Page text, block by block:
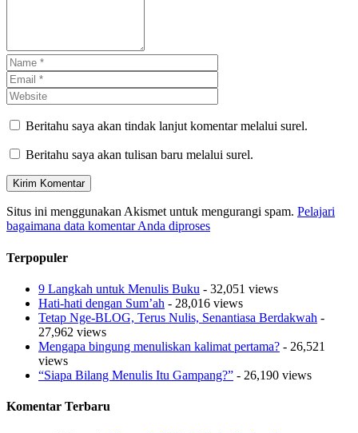
Beritahu saya akan tindak lanjut komentar melalui surel.
Beritahu saya akan tulisan baru melalui surel.
Situs ini menggunakan Akismet untuk mengurangi spam. Pelajari
bagaimana data komentar Anda diproses
Terpopuler
9 Langkah untuk Menulis Buku - 32,051 views
Hati-hati dengan Sum’ah - 28,016 views
Tetap Nge-BLOG, Terus Nulis, Senantiasa Berdakwah -
27,962 views
Mengapa bingung menuliskan kalimat pertama? - 26,521
views
“Siapa Bilang Menulis Itu Gampang?” - 26,190 views
Komentar Terbaru